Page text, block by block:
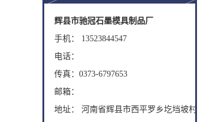
辉县市驰冠石墨模具制品厂
手机： 13523844547
电话：
传真：0373-6797653
邮箱：
地址： 河南省辉县市西平罗乡圪垱坡村